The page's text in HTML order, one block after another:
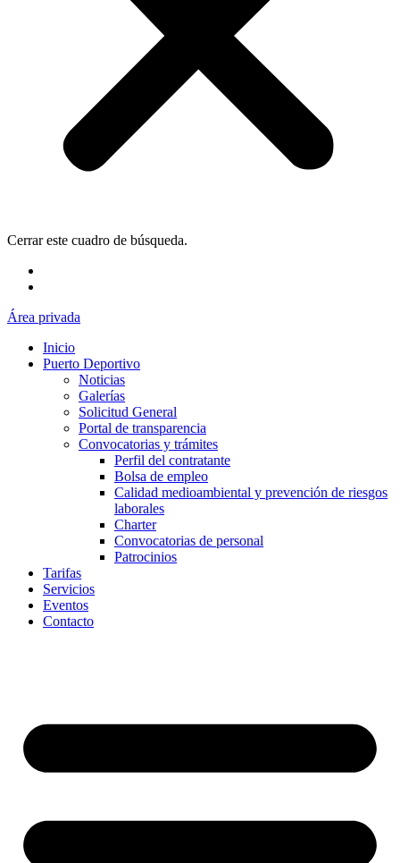
Cerrar este cuadro de búsqueda.
Área privada
Inicio
Puerto Deportivo
Noticias
Galerías
Solicitud General
Portal de transparencia
Convocatorias y trámites
Perfil del contratante
Bolsa de empleo
Calidad medioambiental y prevención de riesgos
laborales
Charter
Convocatorias de personal
Patrocinios
Tarifas
Servicios
Eventos
Contacto